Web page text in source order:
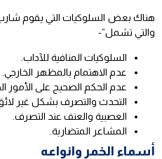
هناك بعض السلوكيات التي يقوم
والتي تشمل”-
السلوكيات المنافية للآداب.
عدم الاهتمام بالمظهر الخارجي.
عدم الحكم الصحيح على الأمور
التحدث والتصرف بشكل غير
العصبية والعنف عند التصرف.
المشاعر المتضاربة.
أسماء الخمر وانواعه